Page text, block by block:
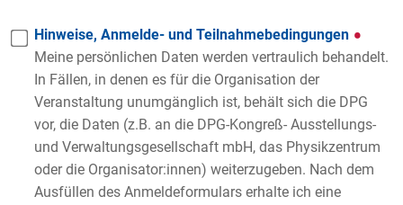
Hinweise, Anmelde- und Teilnahmebedingungen
Meine persönlichen Daten werden vertraulich behandelt.
In Fällen, in denen es für die Organisation der
Veranstaltung unumgänglich ist, behält sich die DPG
vor, die Daten (z.B. an die DPG-Kongreß- Ausstellungs-
und Verwaltungsgesellschaft mbH, das Physikzentrum
oder die Organisator:innen) weiterzugeben. Nach dem
Ausfüllen des Anmeldeformulars erhalte ich eine